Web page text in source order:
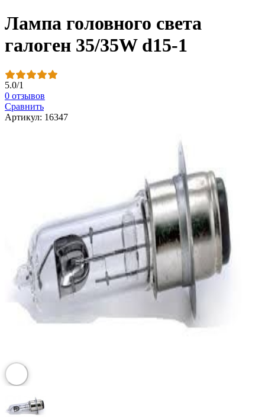
Лампа головного света
галоген 35/35W d15-1
5.0/1
0 отзывов
Сравнить
Артикул: 16347